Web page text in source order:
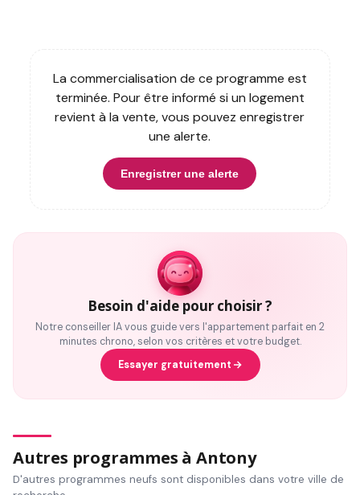
La commercialisation de ce programme est
terminée. Pour être informé si un logement
revient à la vente, vous pouvez enregistrer
une alerte.
Enregistrer une alerte
Besoin d'aide pour choisir ?
Notre conseiller IA vous guide vers l'appartement parfait en 2
minutes chrono, selon vos critères et votre budget.
Essayer gratuitement
Autres programmes à Antony
D'autres programmes neufs sont disponibles dans votre ville de